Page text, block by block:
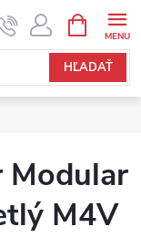
HĽADAŤ
Modular
M4V